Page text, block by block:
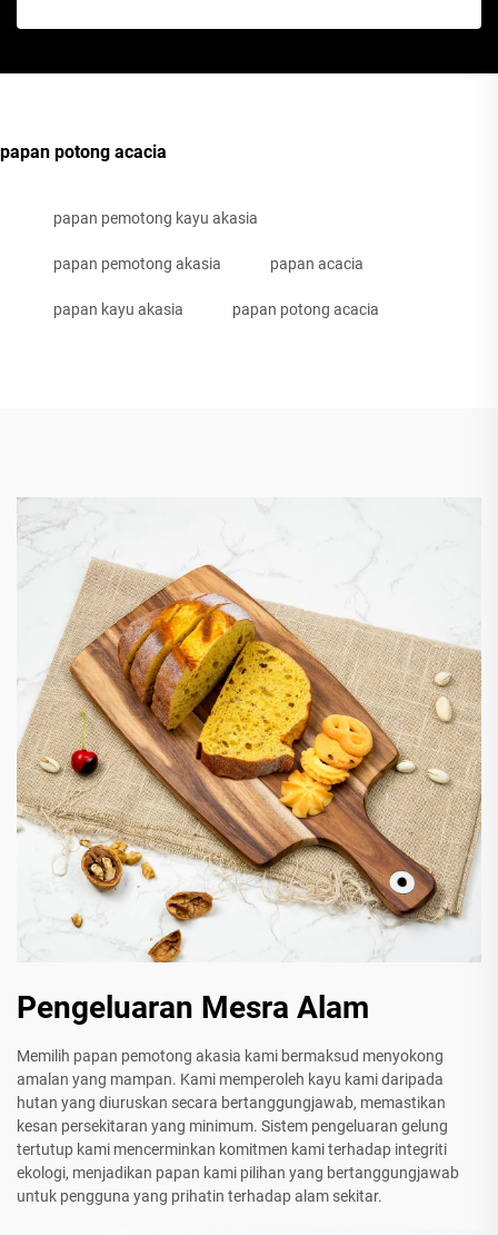
papan potong acacia
papan pemotong kayu akasia
papan pemotong akasia papan acacia
papan kayu akasia papan potong acacia
Pengeluaran Mesra Alam
Memilih papan pemotong akasia kami bermaksud menyokong
amalan yang mampan. Kami memperoleh kayu kami daripada
hutan yang diuruskan secara bertanggungjawab, memastikan
kesan persekitaran yang minimum. Sistem pengeluaran gelung
tertutup kami mencerminkan komitmen kami terhadap integriti
ekologi, menjadikan papan kami pilihan yang bertanggungjawab
untuk pengguna yang prihatin terhadap alam sekitar.